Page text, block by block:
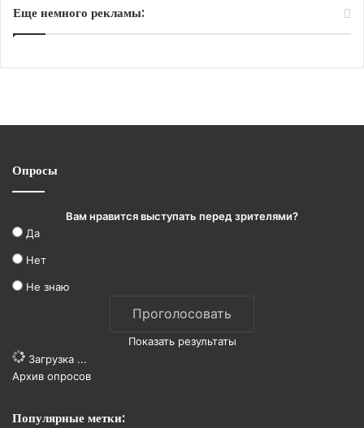
Еще немного рекламы:
Опросы
Вам нравится выступать перед зрителями?
Да
Нет
Не знаю
Показать результаты
Загрузка ...
Архив опросов
Популярные метки: